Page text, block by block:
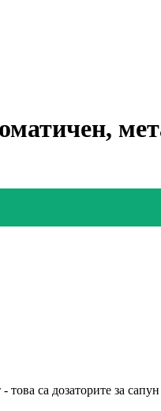
са дозаторите за